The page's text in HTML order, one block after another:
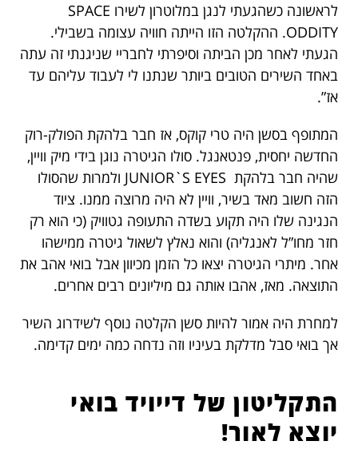
לראשונה כשהגעתי לנגן במלוטרון לשירו SPACE
ODDITY. ההקלטה הזו הייתה חוויה עצומה בשבילי.
הגעתי לאחר מכן הביתה וסיפרתי לחבריי שניגנתי זה עתה
באחד השירים הטובים ביותר שנתנו לי לעבוד עליהם עד
אז”.
המתופף בסשן היה טרי קוקס, אז חבר בלהקת הפולק-רוק
החדשה יחסית, פנטאנגל. סולו הגיטרה נוגן בידי מיק וויין,
שהיה חבר בלהקת JUNIOR`S EYES ולמרות שהסולו
הזה חשוב מאד בשיר, וויין לא היה מרוצה ממנו. ציוד
הנגינה שלו היה תקוע בשדה התעופה גטוויק (כי הוא רק
חזר מחו”ל לאנגליה) והוא נאלץ לשאול גיטרה ממישהו
אחר. מיתרי הגיטרה יצאו כל הזמן מכיוון אבל בואי אהב את
התוצאה. מאז, אהבו אותה גם מיליונים רבים אחרים.
למחרת היה אמור להיות סשן הקלטה נוסף לשידרוג השיר
אך בואי סבל מדלקת בעיניו וזה נדחה כמה ימים קדימה.
התקליטון של דייויד בואי
יוצא לאור!